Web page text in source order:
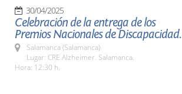
30/04/2025
Celebración de la entrega de los
Premios Nacionales de Discapacidad.
Salamanca (Salamanca)
Lugar: CRE Alzheimer. Salamanca.
Hora: 12:30 h.